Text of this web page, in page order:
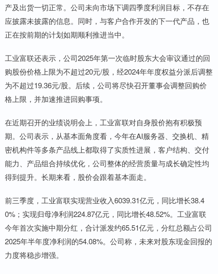
产及出货一切正常。公司未向市场下调四季度利润目标，不存在
应披露未披露的信息。同时，与客户合作开发的下一代产品，也
正在按前期的计划如期顺利推进当中。
工业富联还表示，公司2025年第一次临时股东大会审议通过的回
购股份价格上限为不超过20元/股，经2024年年度权益分派后调整
为不超过19.36元/股。后续，公司将尽快召开董事会调整回购价
格上限，并加速推进回购事项。
在近期召开的业绩说明会上，工业富联对自身股价抱有积极预
期。公司表示，从基本面角度看，今年在AI服务器、交换机、精
密机构件等多条产品线上都取得了实质性进展，客户结构、交付
能力、产品组合持续优化，公司整体的经营质量与成长确定性均
得到提升。长期来看，股价会跟着基本面走。
前三季度，工业富联实现营业收入6039.31亿元，同比增长38.4
0%；实现归母净利润224.87亿元，同比增长48.52%。工业富联
今年首次实施中期分红，合计派发约65.51亿元，分红总额占公司
2025年半年度净利润的54.08%。公司称，未来对股东现金回报的
力度将稳步增强。